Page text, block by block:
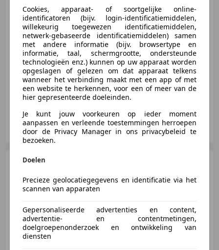
€ 52.950
01/1965 43.531 km Benzine 147 kW (200 PK)
RVL Auto's
NL-5741 SX BEEK EN DONK
en Volledig gedo
€ 23.950
Cookies, apparaat- of soortgelijke online-
identificatoren (bijv. login-identificatiemiddelen,
willekeurig toegewezen identificatiemiddelen,
netwerk-gebaseerde identificatiemiddelen) samen
met andere informatie (bijv. browsertype en
informatie, taal, schermgrootte, ondersteunde
technologieën enz.) kunnen op uw apparaat worden
opgeslagen of gelezen om dat apparaat telkens
wanneer het verbinding maakt met een app of met
een website te herkennen, voor een of meer van de
hier gepresenteerde doeleinden.
Je kunt jouw voorkeuren op ieder moment
aanpassen en verleende toestemmingen herroepen
door de Privacy Manager in ons privacybeleid te
bezoeken.
Doelen
Precieze geolocatiegegevens en identificatie via het
scannen van apparaten
Gepersonaliseerde advertenties en content,
advertentie- en contentmetingen,
doelgroepenonderzoek en ontwikkeling van
diensten